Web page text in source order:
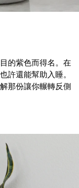
的紫色而得名。在
許還能幫助入睡。
那份讓你輾轉反側